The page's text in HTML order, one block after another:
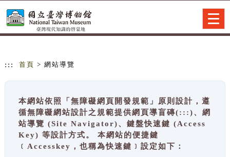
::: 首頁 > 網站導覽
本網站依照「無障礙網頁開發規範」原則設計，遵
循無障礙網站設計之規範提供網頁導盲磚(:::)、網
站導覽 (Site Navigator)、鍵盤快速鍵 (Access
Key) 等設計方式。 本網站的便捷鍵
﹝Accesskey，也稱為快速鍵﹞設定如下：